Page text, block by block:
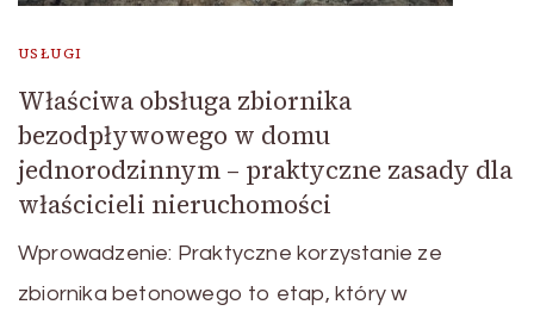
USŁUGI
Właściwa obsługa zbiornika
bezodpływowego w domu
jednorodzinnym – praktyczne zasady dla
właścicieli nieruchomości
Wprowadzenie: Praktyczne korzystanie ze
zbiornika betonowego to etap, który w